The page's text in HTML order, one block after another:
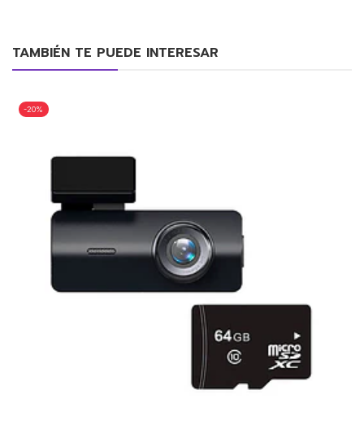
TAMBIÉN TE PUEDE INTERESAR
-20%